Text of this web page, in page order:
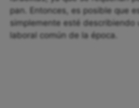
pan. Entonces, es posible que
simplemente esté describiendo
laboral común de la época.